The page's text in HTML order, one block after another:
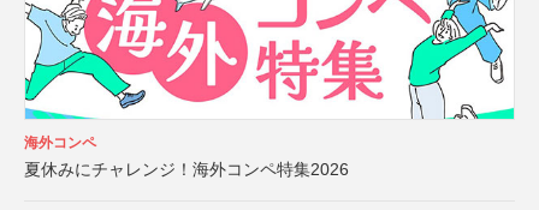
海外コンペ
夏休みにチャレンジ！海外コンペ特集2026